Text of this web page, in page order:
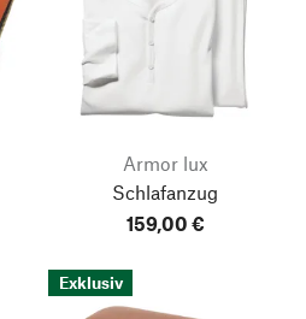
Armor lux
Schlafanzug
159,00 €
Exklusiv